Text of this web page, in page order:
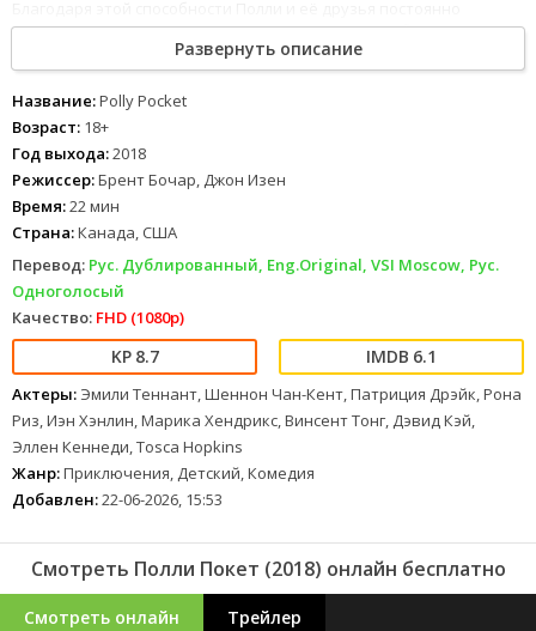
попадают в классные приключения и решают проблемы
необычным способом.Развернуть описание
Название:Polly Pocket
Возраст: 18+
Год выхода:2018
Режиссер:Брент Бочар, Джон Изен
Время:22 мин
Страна:Канада, США
Перевод: Рус. Дублированный, Eng.Original, VSI Moscow, Рус.
Одноголосый
Качество: FHD (1080p)
8.7 6.1
Актеры: Эмили Теннант, Шеннон Чан-Кент, Патриция Дрэйк, Рона
Риз, Иэн Хэнлин, Марика Хендрикс, Винсент Тонг, Дэвид Кэй,
Эллен Кеннеди, Tosca Hopkins
Жанр:Приключения, Детский, Комедия
Добавлен:22-06-2026, 15:53
Смотреть Полли Покет (2018) онлайн бесплатно
Смотреть онлайн Трейлер